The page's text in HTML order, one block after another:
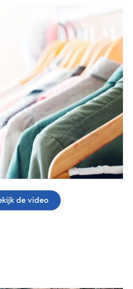
365, de krachtigste
ontwikkeld door
365 is speciaal ontworpen
zijn in de mode- en
is beschikbaar in
geïntegreerd en ingebed in
365 Business Central.
op AppSource
de video